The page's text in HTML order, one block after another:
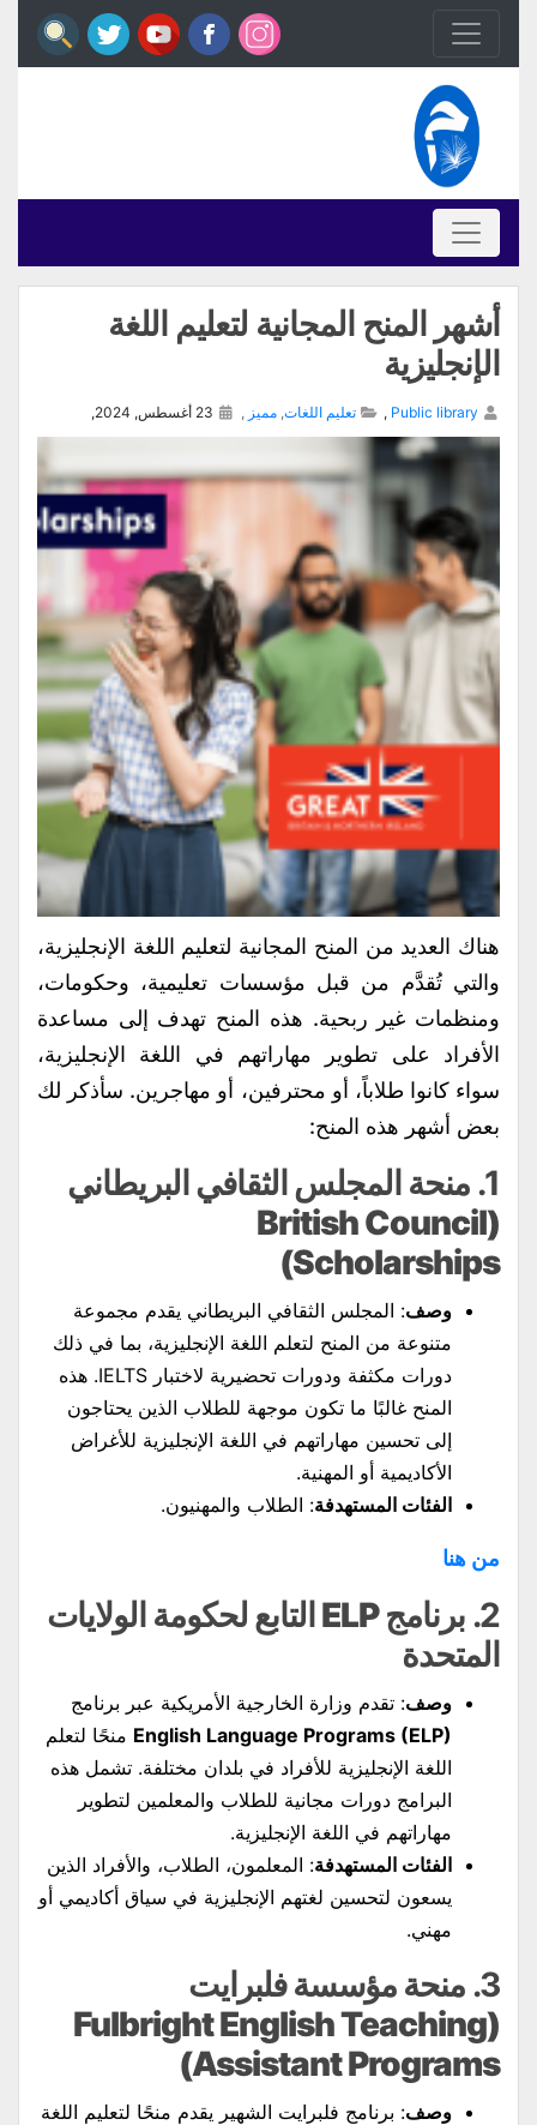
أشهر المنح المجانية لتعليم اللغة
الإنجليزية
Public library
, تعليم اللغات, مميز ,
هناك العديد من المنح المجانية لتعليم اللغة الإنجليزية،
والتي تُقدَّم من قبل مؤسسات تعليمية، وحكومات،
ومنظمات غير ربحية. هذه المنح تهدف إلى مساعدة
الأفراد على تطوير مهاراتهم في اللغة الإنجليزية،
سواء كانوا طلاباً، أو محترفين، أو مهاجرين. سأذكر لك
بعض أشهر هذه المنح:
1. منحة المجلس الثقافي البريطاني
(British Council
Scholarships)
وصف: المجلس الثقافي البريطاني يقدم مجموعة
متنوعة من المنح لتعلم اللغة الإنجليزية، بما في ذلك
دورات مكثفة ودورات تحضيرية لاختبار IELTS. هذه
المنح غالبًا ما تكون موجهة للطلاب الذين يحتاجون
إلى تحسين مهاراتهم في اللغة الإنجليزية للأغراض
الأكاديمية أو المهنية.
الفئات المستهدفة: الطلاب والمهنيون.
من هنا
2.
برنامج ELP التابع لحكومة الولايات
المتحدة
وصف: تقدم وزارة الخارجية الأمريكية عبر برنامج
English Language Programs (ELP) منحًا لتعلم
اللغة الإنجليزية للأفراد في بلدان مختلفة. تشمل هذه
البرامج دورات مجانية للطلاب والمعلمين لتطوير
مهاراتهم في اللغة الإنجليزية.
الفئات المستهدفة: المعلمون، الطلاب، والأفراد الذين
يسعون لتحسين لغتهم الإنجليزية في سياق أكاديمي أو
مهني.
3. منحة مؤسسة فلبرايت
(Fulbright English Teaching
Assistant Programs)
وصف: برنامج فلبرايت الشهير يقدم منحًا لتعليم اللغة